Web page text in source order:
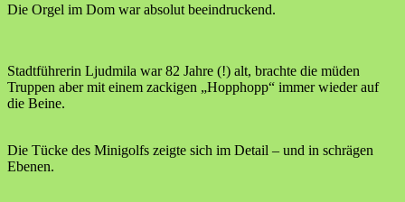
Die Orgel im Dom war absolut beeindruckend.
Stadtführerin Ljudmila war 82 Jahre (!) alt, brachte die müden
Truppen aber mit einem zackigen „Hopphopp“ immer wieder auf
die Beine.
Die Tücke des Minigolfs zeigte sich im Detail – und in schrägen
Ebenen.